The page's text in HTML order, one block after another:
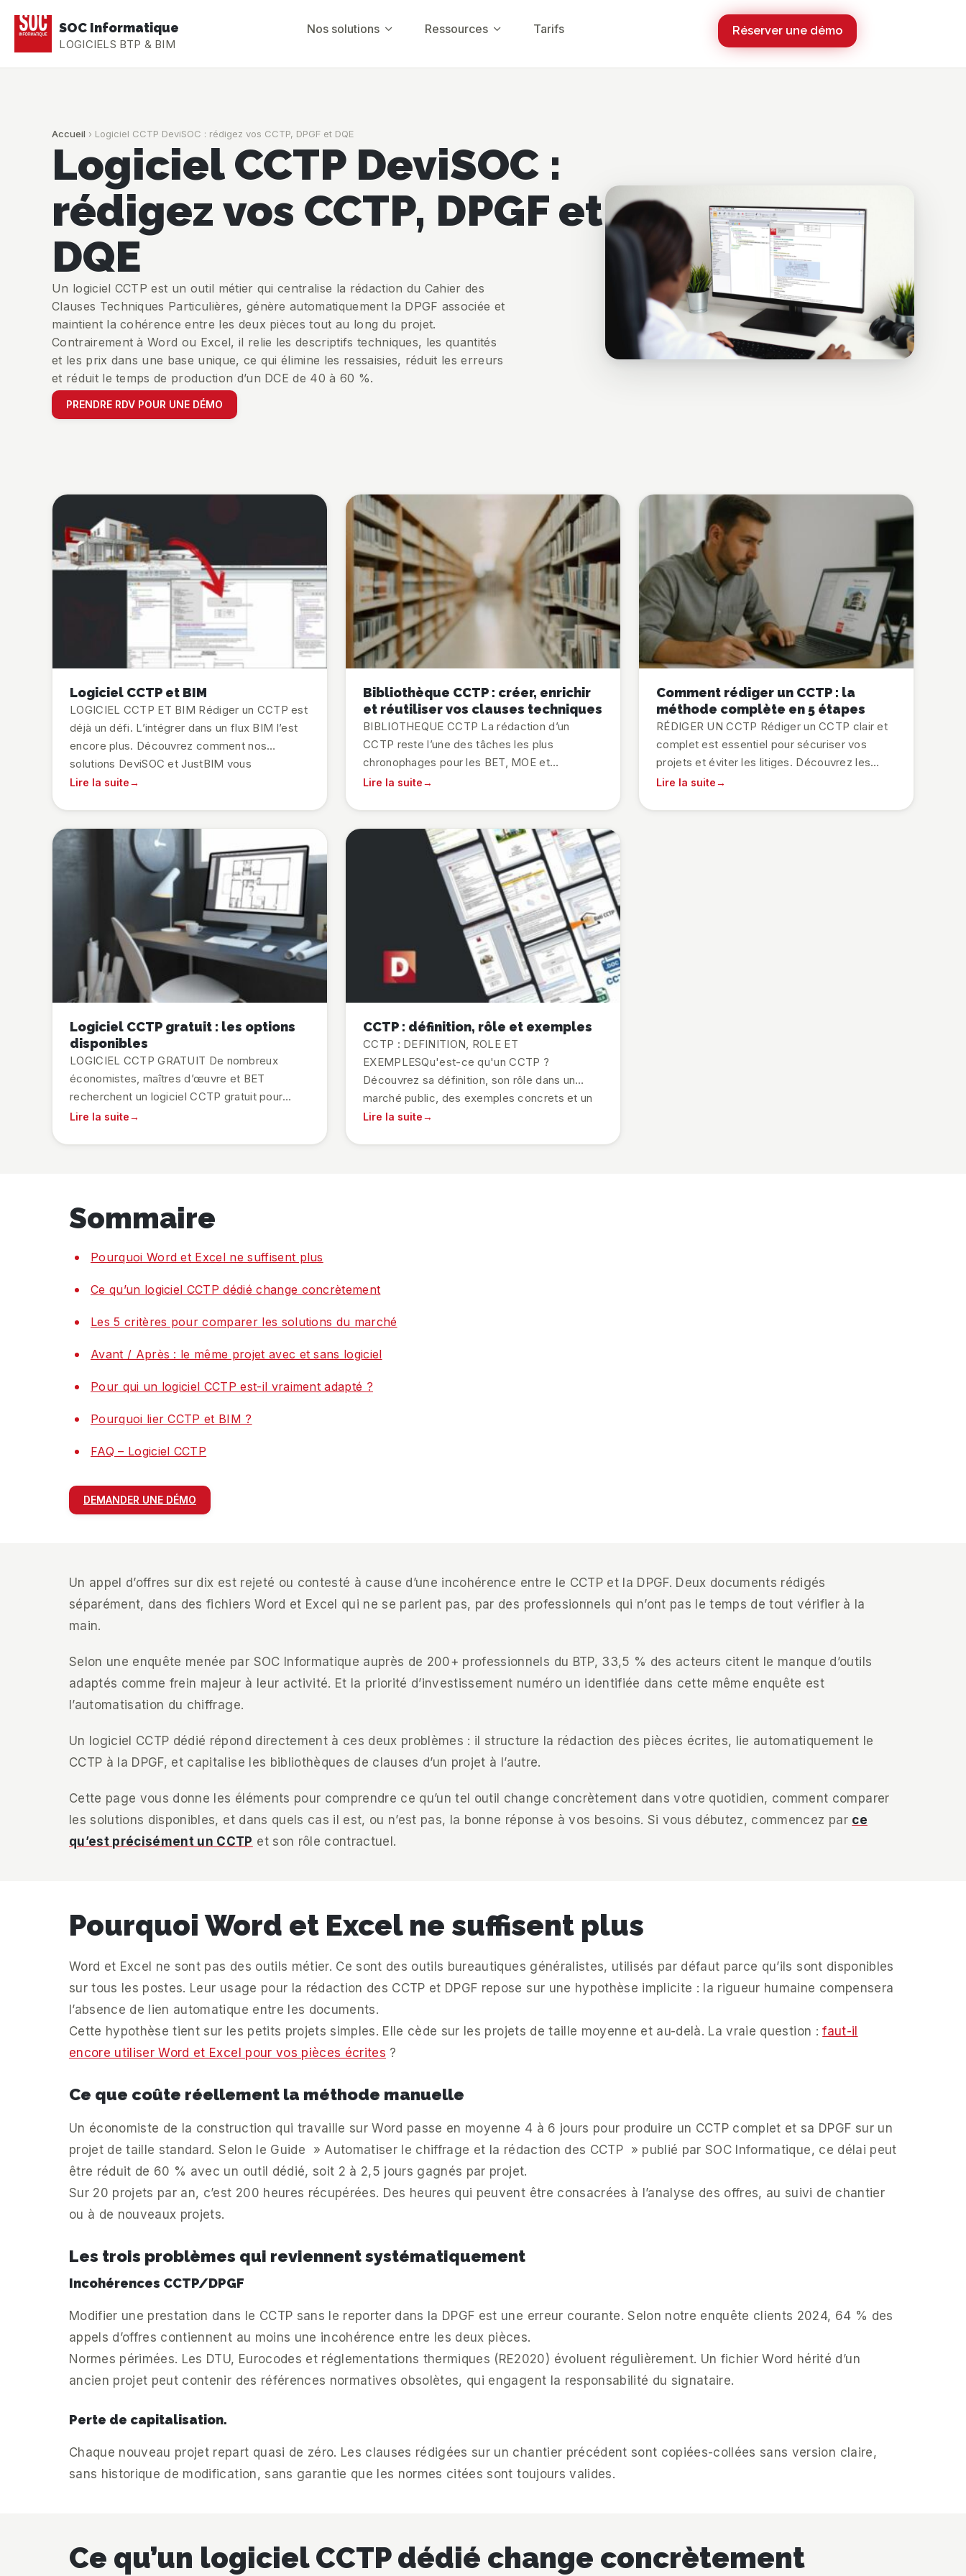
SOC Informatique
LOGICIELS BTP & BIM
Nos solutions Ressources Tarifs Réserver une démo
Accueil › Logiciel CCTP DeviSOC : rédigez vos CCTP, DPGF et DQE
Logiciel CCTP DeviSOC :
rédigez vos CCTP, DPGF et
DQE
Un logiciel CCTP est un outil métier qui centralise la rédaction du Cahier des
Clauses Techniques Particulières, génère automatiquement la DPGF associée et
maintient la cohérence entre les deux pièces tout au long du projet.
Contrairement à Word ou Excel, il relie les descriptifs techniques, les quantités
et les prix dans une base unique, ce qui élimine les ressaisies, réduit les erreurs
et réduit le temps de production d’un DCE de 40 à 60 %.
PRENDRE RDV POUR UNE DÉMO
Logiciel CCTP et BIM
LOGICIEL CCTP ET BIM Rédiger un CCTP est
déjà un défi. L’intégrer dans un flux BIM l’est
encore plus. Découvrez comment nos
solutions DeviSOC et JustBIM vous
permettent de générer vos CCTP et DPGF !
Lire la suite
Bibliothèque CCTP : créer, enrichir
et réutiliser vos clauses techniques
BIBLIOTHEQUE CCTP La rédaction d’un
CCTP reste l’une des tâches les plus
chronophages pour les BET, MOE et
économistes. Une bibliothèque CCTP
critiques et en restant conforme aux normes.
Lire la suite
Comment rédiger un CCTP : la
méthode complète en 5 étapes
RÉDIGER UN CCTP Rédiger un CCTP clair et
complet est essentiel pour sécuriser vos
projets et éviter les litiges. Découvrez les
étapes clés et les outils qui simplifient cette
Lire la suite
Logiciel CCTP gratuit : les options
disponibles
LOGICIEL CCTP GRATUIT De nombreux
économistes, maîtres d’œuvre et BET
recherchent un logiciel CCTP gratuit pour
simplifier la rédaction des pièces écrites.
Lire la suite
CCTP : définition, rôle et exemples
CCTP : DEFINITION, ROLE ET
EXEMPLESQu'est-ce qu'un CCTP ?
Découvrez sa définition, son rôle dans un
marché public, des exemples concrets et un
modèle téléchargeable.
Lire la suite
Sommaire
Pourquoi Word et Excel ne suffisent plus
Ce qu’un logiciel CCTP dédié change concrètement
Les 5 critères pour comparer les solutions du marché
Avant / Après : le même projet avec et sans logiciel
Pour qui un logiciel CCTP est-il vraiment adapté ?
Pourquoi lier CCTP et BIM ?
FAQ – Logiciel CCTP
DEMANDER UNE DÉMO
Un appel d’offres sur dix est rejeté ou contesté à cause d’une incohérence entre le CCTP et la DPGF. Deux documents rédigés
séparément, dans des fichiers Word et Excel qui ne se parlent pas, par des professionnels qui n’ont pas le temps de tout vérifier à la
main.
Selon une enquête menée par SOC Informatique auprès de 200+ professionnels du BTP, 33,5 % des acteurs citent le manque d’outils
adaptés comme frein majeur à leur activité. Et la priorité d’investissement numéro un identifiée dans cette même enquête est
l’automatisation du chiffrage.
Un logiciel CCTP dédié répond directement à ces deux problèmes : il structure la rédaction des pièces écrites, lie automatiquement le
CCTP à la DPGF, et capitalise les bibliothèques de clauses d’un projet à l’autre.
Cette page vous donne les éléments pour comprendre ce qu’un tel outil change concrètement dans votre quotidien, comment comparer
les solutions disponibles, et dans quels cas il est, ou n’est pas, la bonne réponse à vos besoins. Si vous débutez, commencez par ce
qu’est précisément un CCTP et son rôle contractuel.
Pourquoi Word et Excel ne suffisent plus
Word et Excel ne sont pas des outils métier. Ce sont des outils bureautiques généralistes, utilisés par défaut parce qu’ils sont disponibles
sur tous les postes. Leur usage pour la rédaction des CCTP et DPGF repose sur une hypothèse implicite : la rigueur humaine compensera
l’absence de lien automatique entre les documents.
Cette hypothèse tient sur les petits projets simples. Elle cède sur les projets de taille moyenne et au-delà. La vraie question :faut-il
encore utiliser Word et Excel pour vos pièces écrites ?
Ce que coûte réellement la méthode manuelle
Un économiste de la construction qui travaille sur Word passe en moyenne 4 à 6 jours pour produire un CCTP complet et sa DPGF sur un
projet de taille standard. Selon le Guide » Automatiser le chiffrage et la rédaction des CCTP » publié par SOC Informatique, ce délai peut
être réduit de 60 % avec un outil dédié, soit 2 à 2,5 jours gagnés par projet.
Sur 20 projets par an, c’est 200 heures récupérées. Des heures qui peuvent être consacrées à l’analyse des offres, au suivi de chantier
ou à de nouveaux projets.
Les trois problèmes qui reviennent systématiquement
Incohérences CCTP/DPGF
Modifier une prestation dans le CCTP sans le reporter dans la DPGF est une erreur courante. Selon notre enquête clients 2024, 64 % des
appels d’offres contiennent au moins une incohérence entre les deux pièces.
Normes périmées. Les DTU, Eurocodes et réglementations thermiques (RE2020) évoluent régulièrement. Un fichier Word hérité d’un
ancien projet peut contenir des références normatives obsolètes, qui engagent la responsabilité du signataire.
Perte de capitalisation.
Chaque nouveau projet repart quasi de zéro. Les clauses rédigées sur un chantier précédent sont copiées-collées sans version claire,
sans historique de modification, sans garantie que les normes citées sont toujours valides.
Ce qu’un logiciel CCTP dédié change concrètement